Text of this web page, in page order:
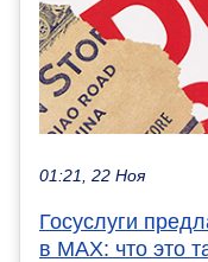
01:21, 22 Ноя
Госуслуги
в MAX: что это